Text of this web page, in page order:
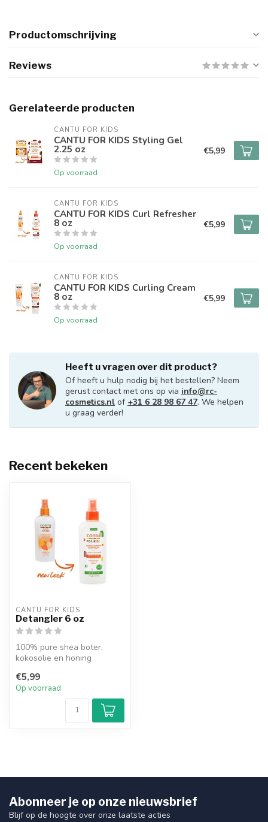
Productomschrijving
Reviews
Gerelateerde producten
CANTU FOR KIDS
CANTU FOR KIDS Styling Gel
2.25 oz
Op voorraad
€5,99
CANTU FOR KIDS
CANTU FOR KIDS Curl Refresher
8 oz
Op voorraad
€5,99
CANTU FOR KIDS
CANTU FOR KIDS Curling Cream
8 oz
Op voorraad
€5,99
Heeft u vragen over dit product?
Of heeft u hulp nodig bij het bestellen? Neem
gerust contact met ons op via info@rc-
cosmetics.nl of +31 6 28 98 67 47. We helpen
u graag verder!
Recent bekeken
CANTU FOR KIDS
Detangler 6 oz
100% pure shea boter,
kokosolie en honing
agressieve ingredi...
€5,99
Op voorraad
Abonneer je op onze nieuwsbrief
Blijf op de hoogte over onze laatste acties